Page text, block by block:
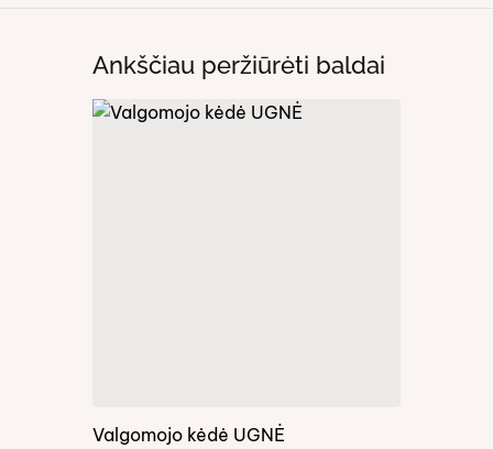
Ankščiau peržiūrėti baldai
Valgomojo kėdė UGNĖ